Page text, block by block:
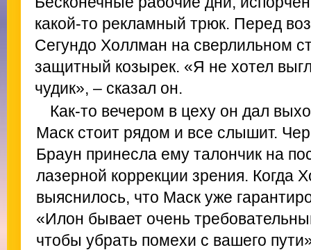
какой-то рекламный трюк. Перед
Сегундо Холлман на сверлильном
защитный козырек. «Я не хотел
чудик», – сказал он.
Как-то вечером в цеху он дал
Маск стоит рядом и все слышит.
Браун принесла ему талончик на
лазерной коррекции зрения. Когда
выяснилось, что Маск уже
«Илон бывает очень
чтобы убрать помехи с вашего